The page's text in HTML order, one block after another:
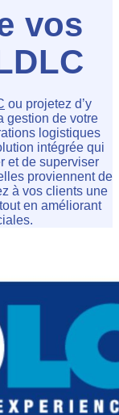
vos
ou projetez d’y
gestion de votre
logistiques
intégrée qui
et de superviser
proviennent de
à vos clients une
en améliorant